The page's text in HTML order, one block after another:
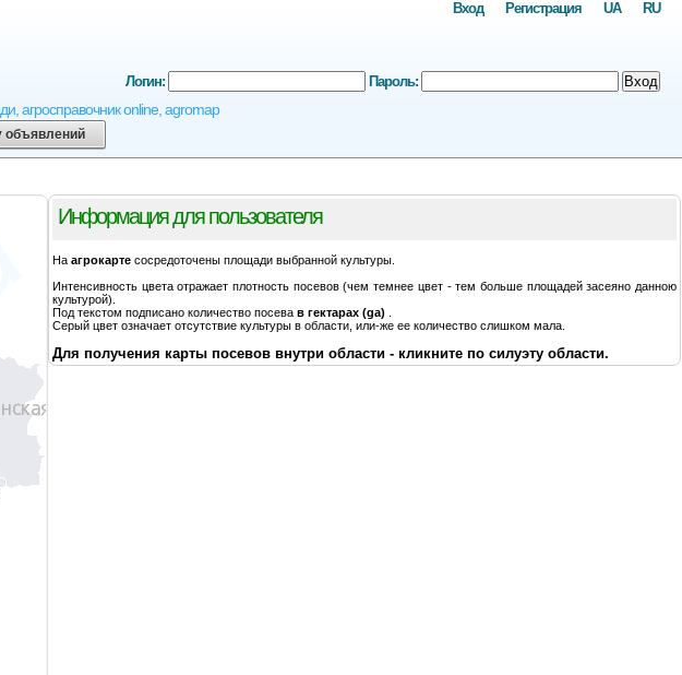
агросправочник online, agromap
RU
UA
Регистрация
Вход
Логин: Пароль: Вход
объявлений
Информация для пользователя
На агрокарте сосредоточены площади выбранной культуры.
Интенсивность цвета отражает плотность посевов (чем темнее цвет - тем больше площадей засеяно данною
культурой).
Под текстом подписано количество посева в гектарах (ga)
Серый цвет означает отсутствие культуры в области, или-же ее количество слишком мала.
Для получения карты посевов внутри области - кликните по силуэту области.